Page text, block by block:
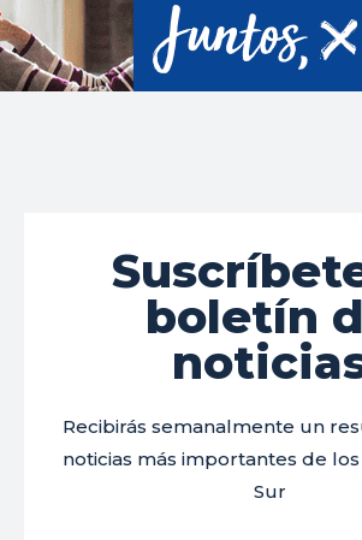
boletín
Recibirás semanalmente un
noticias más importantes de
Sur